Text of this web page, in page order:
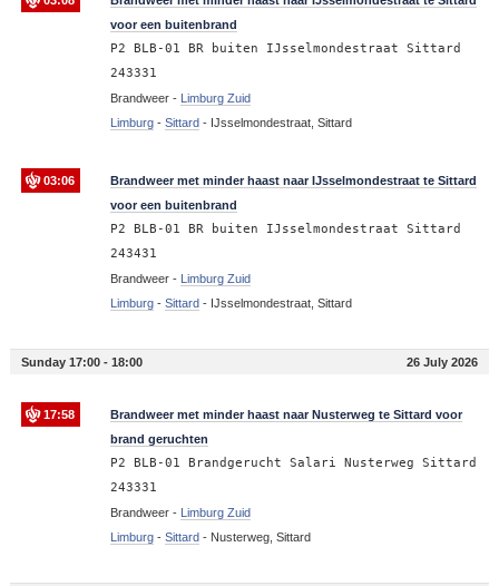
voor een buitenbrand
P2 BLB-01 BR buiten IJsselmondestraat Sittard
243331
Brandweer - Limburg Zuid
Limburg- Sittard- IJsselmondestraat, Sittard
03:06
Brandweer met minder haast naar IJsselmondestraat te Sittard
voor een buitenbrand
P2 BLB-01 BR buiten IJsselmondestraat Sittard
243431
Brandweer - Limburg Zuid
Limburg- Sittard- IJsselmondestraat, Sittard
Sunday 17:00 - 18:00 26 July 2026
17:58
Brandweer met minder haast naar Nusterweg te Sittard voor
brand geruchten
P2 BLB-01 Brandgerucht Salari Nusterweg Sittard
243331
Brandweer - Limburg Zuid
Limburg- Sittard- Nusterweg, Sittard